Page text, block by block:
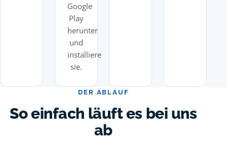
Google
Play
herunter
und
installiere
sie.
DER ABLAUF
Soeinfach läuft es bei uns
ab